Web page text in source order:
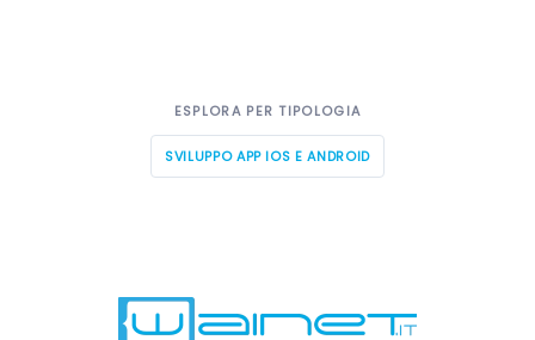
ESPLORA PER TIPOLOGIA
SVILUPPO APP IOS E ANDROID